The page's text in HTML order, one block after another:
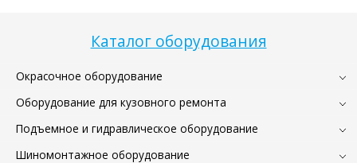
Каталог оборудования
Окрасочное оборудование
Оборудование для кузовного ремонта
Подъемное и гидравлическое оборудование
Шиномонтажное оборудование